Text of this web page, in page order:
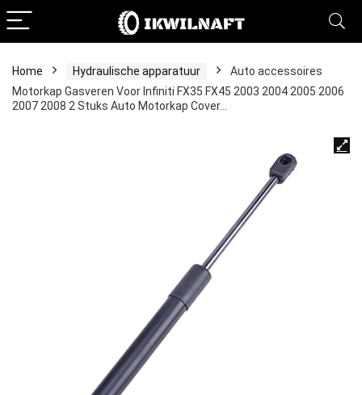
Home Hydraulische apparatuur
Auto accessoires
Motorkap Gasveren Voor Infiniti FX35 FX45 2003 2004 2005 2006
2007 2008 2 Stuks Auto Motorkap Cover…